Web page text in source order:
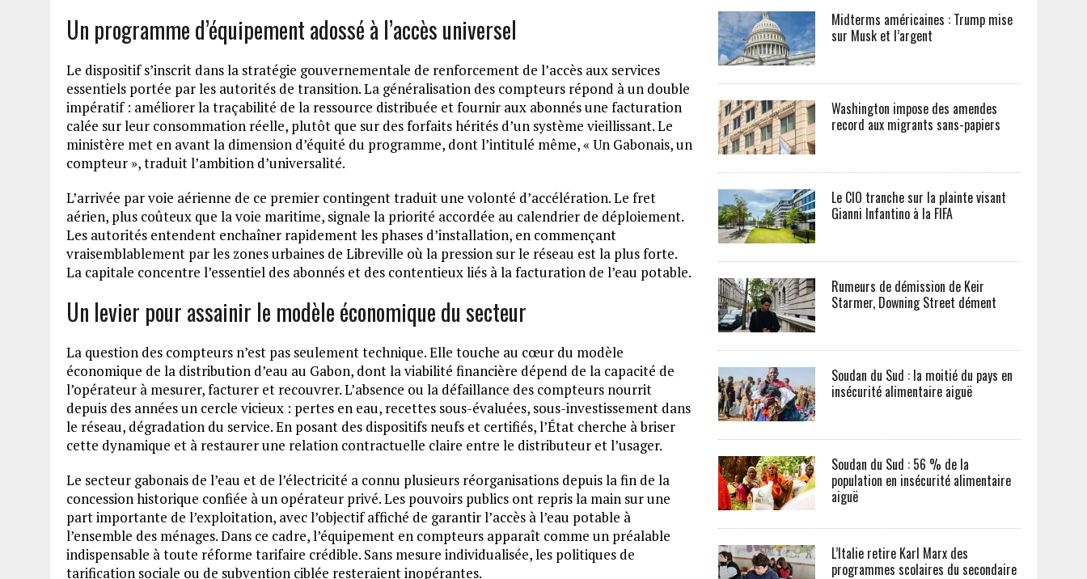
Un programme d’équipement adossé à l’accès universel
Le dispositif s’inscrit dans la stratégie gouvernementale de renforcement de l’accès aux services
essentiels portée par les autorités de transition. La généralisation des compteurs répond à un double
impératif : améliorer la traçabilité de la ressource distribuée et fournir aux abonnés une facturation
calée sur leur consommation réelle, plutôt que sur des forfaits hérités d’un système vieillissant. Le
ministère met en avant la dimension d’équité du programme, dont l’intitulé même, « Un Gabonais, un
compteur », traduit l’ambition d’universalité.
L’arrivée par voie aérienne de ce premier contingent traduit une volonté d’accélération. Le fret
aérien, plus coûteux que la voie maritime, signale la priorité accordée au calendrier de déploiement.
Les autorités entendent enchaîner rapidement les phases d’installation, en commençant
vraisemblablement par les zones urbaines de Libreville où la pression sur le réseau est la plus forte.
La capitale concentre l’essentiel des abonnés et des contentieux liés à la facturation de l’eau potable.
Un levier pour assainir le modèle économique du secteur
La question des compteurs n’est pas seulement technique. Elle touche au cœur du modèle
économique de la distribution d’eau au Gabon, dont la viabilité financière dépend de la capacité de
l’opérateur à mesurer, facturer et recouvrer. L’absence ou la défaillance des compteurs nourrit
depuis des années un cercle vicieux : pertes en eau, recettes sous-évaluées, sous-investissement dans
le réseau, dégradation du service. En posant des dispositifs neufs et certifiés, l’État cherche à briser
cette dynamique et à restaurer une relation contractuelle claire entre le distributeur et l’usager.
Le secteur gabonais de l’eau et de l’électricité a connu plusieurs réorganisations depuis la fin de la
concession historique confiée à un opérateur privé. Les pouvoirs publics ont repris la main sur une
part importante de l’exploitation, avec l’objectif affiché de garantir l’accès à l’eau potable à
l’ensemble des ménages. Dans ce cadre, l’équipement en compteurs apparaît comme un préalable
indispensable à toute réforme tarifaire crédible. Sans mesure individualisée, les politiques de
tarification sociale ou de subvention ciblée resteraient inopérantes.
Midterms américaines : Trump mise
sur Musk et l’argent
Washington impose des amendes
record aux migrants sans-papiers
Le CIO tranche sur la plainte visant
Gianni Infantino à la FIFA
Rumeurs de démission de Keir
Starmer, Downing Street dément
Soudan du Sud : la moitié du pays en
insécurité alimentaire aiguë
Soudan du Sud : 56 % de la
population en insécurité alimentaire
aiguë
L’Italie retire Karl Marx des
programmes scolaires du secondaire